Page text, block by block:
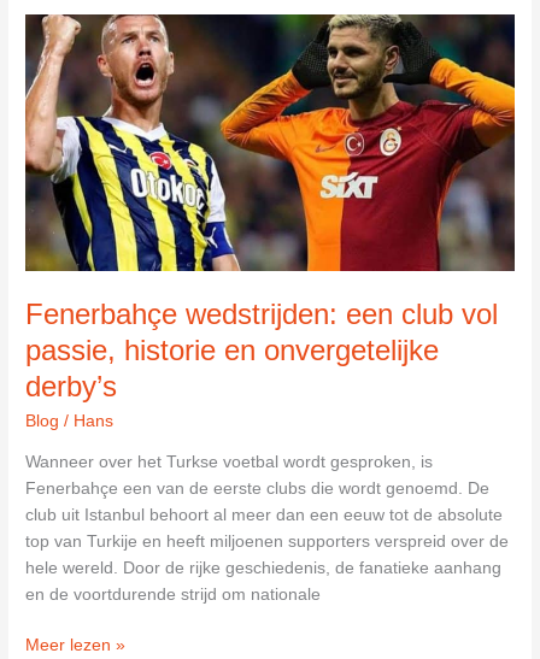
ambitieuze
voetbalclub
met
een
rijke
geschiedenis
in
het
Nederlandse
voetbal
Fenerbahçe wedstrijden: een club vol
passie, historie en onvergetelijke
derby’s
Blog / Hans
Wanneer over het Turkse voetbal wordt gesproken, is
Fenerbahçe een van de eerste clubs die wordt genoemd. De
club uit Istanbul behoort al meer dan een eeuw tot de absolute
top van Turkije en heeft miljoenen supporters verspreid over de
hele wereld. Door de rijke geschiedenis, de fanatieke aanhang
en de voortdurende strijd om nationale
Fenerbahçe
Meer lezen »